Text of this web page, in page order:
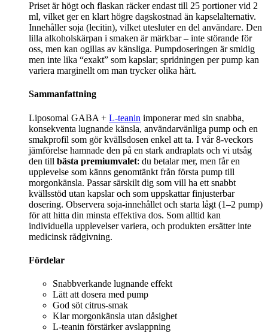
Priset är högt och flaskan räcker endast till 25 portioner vid 2
ml, vilket ger en klart högre dagskostnad än kapselalternativ.
Innehåller soja (lecitin), vilket utesluter en del användare. Den
lilla alkoholskärpan i smaken är märkbar – inte störande för
oss, men kan ogillas av känsliga. Pumpdoseringen är smidig
men inte lika “exakt” som kapslar; spridningen per pump kan
variera marginellt om man trycker olika hårt.
Sammanfattning
Liposomal GABA + L-teanin imponerar med sin snabba,
konsekventa lugnande känsla, användarvänliga pump och en
smakprofil som gör kvällsdosen enkel att ta. I vår 8‑veckors
jämförelse hamnade den på en stark andraplats och vi utsåg
den till bästa premiumvalet: du betalar mer, men får en
upplevelse som känns genomtänkt från första pump till
morgonkänsla. Passar särskilt dig som vill ha ett snabbt
kvällsstöd utan kapslar och som uppskattar finjusterbar
dosering. Observera soja-innehållet och starta lågt (1–2 pump)
för att hitta din minsta effektiva dos. Som alltid kan
individuella upplevelser variera, och produkten ersätter inte
medicinsk rådgivning.
Fördelar
Snabbverkande lugnande effekt
Lätt att dosera med pump
God söt citrus-smak
Klar morgonkänsla utan dåsighet
L-teanin förstärker avslappning